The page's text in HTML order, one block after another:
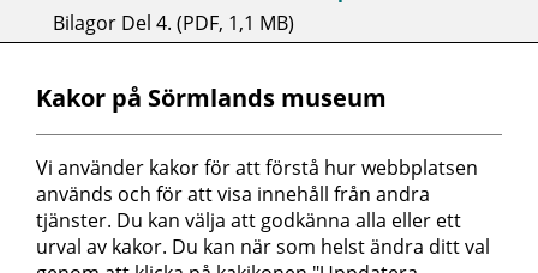
Bilagor Del 4. (PDF, 1,1 MB)
2005:19, Naturgas Mellansverige. Etapp
IV, Oxelösund - Hällfallstorp.
Bilagor Del 5. (PDF, 0,3 MB)
2005:19, Naturgas Mellansverige. Etapp
IV, Oxelösund - Hällfallstorp.
Kakor på Sörmlands museum
Vi använder kakor för att förstå hur webbplatsen
används och för att visa innehåll från andra
tjänster. Du kan välja att godkänna alla eller ett
urval av kakor. Du kan när som helst ändra ditt val